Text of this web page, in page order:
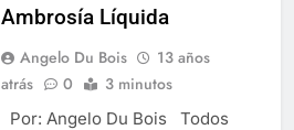
Ambrosía Líquida
Angelo Du Bois
13 años
atrás
0 3 minutos
Por: Angelo Du Bois Todos